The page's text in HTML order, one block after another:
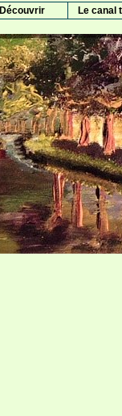
Découvrir Le canal